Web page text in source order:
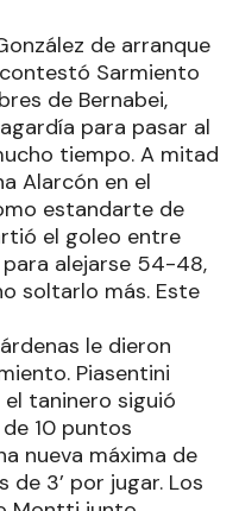
de arranque
Sarmiento
de Bernabei,
para pasar al
tiempo. A mitad
Alarcón en el
estandarte de
el goleo entre
para alejarse 54-48,
soltarlo más. Este
le dieron
Piasentini
taninero siguió
10 puntos
nueva máxima de
3’ por jugar. Los